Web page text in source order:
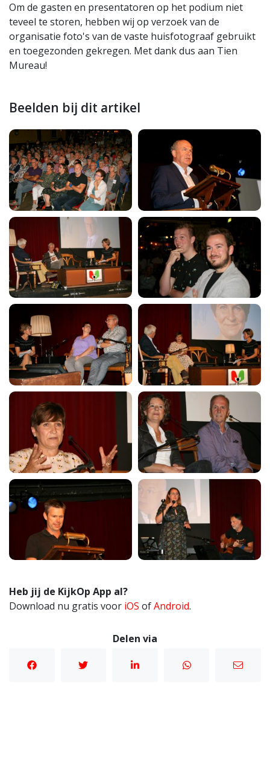
Om de gasten en presentatoren op het podium niet
teveel te storen, hebben wij op verzoek van de
organisatie foto's van de vaste huisfotograaf gebruikt
en toegezonden gekregen. Met dank dus aan Tien
Mureau!
Beelden bij dit artikel
Heb jij de KijkOp App al?
Download nu gratis voor iOS ofAndroid.
Delen via